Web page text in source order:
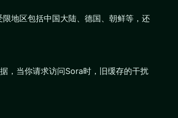
地区包括中国大陆、德国、朝鲜等，还
，当你请求访问Sora时，旧缓存的干扰